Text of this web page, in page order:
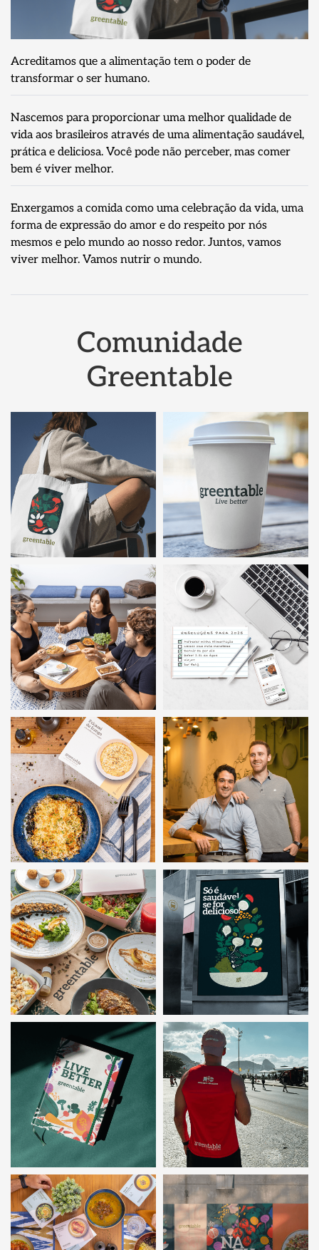
Acreditamos que a alimentação tem o poder de
transformar o ser humano.
Nascemos para proporcionar uma melhor qualidade de
vida aos brasileiros através de uma alimentação saudável,
prática e deliciosa. Você pode não perceber, mas comer
bem é viver melhor.
Enxergamos a comida como uma celebração da vida, uma
forma de expressão do amor e do respeito por nós
mesmos e pelo mundo ao nosso redor. Juntos, vamos
viver melhor. Vamos nutrir o mundo.
Comunidade
Greentable